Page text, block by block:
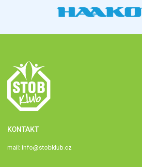
KONTAKT
mail: info@stobklub.cz